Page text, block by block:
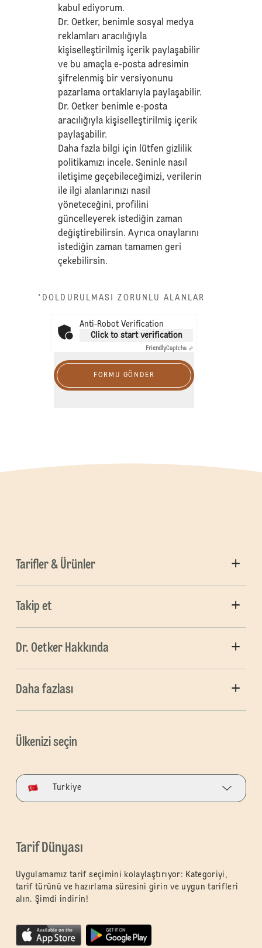
kabul ediyorum.
Dr. Oetker, benimle sosyal medya
reklamları aracılığıyla
kişiselleştirilmiş içerik paylaşabilir
ve bu amaçla e-posta adresimin
şifrelenmiş bir versiyonunu
pazarlama ortaklarıyla paylaşabilir.
Dr. Oetker benimle e-posta
aracılığıyla kişiselleştirilmiş içerik
paylaşabilir.
Daha fazla bilgi için lütfengizlilik
politikamızı incele. Seninle nasıl
iletişime geçebileceğimizi, verilerin
ile ilgi alanlarınızı nasıl
yöneteceğini, profilini
güncelleyerek istediğin zaman
değiştirebilirsin. Ayrıca onaylarını
istediğin zaman tamamen geri
çekebilirsin.
*DOLDURULMASI ZORUNLU ALANLAR
Anti-Robot Verification
Click to start verification
FriendlyCaptcha ⇗
FORMU GÖNDER
Tarifler & Ürünler
Takip et
Dr. Oetker Hakkında
Daha fazlası
Ülkenizi seçin
Turkiye
Tarif Dünyası
Uygulamamız tarif seçimini kolaylaştırıyor: Kategoriyi,
tarif türünü ve hazırlama süresini girin ve uygun tarifleri
alın. Şimdi indirin!